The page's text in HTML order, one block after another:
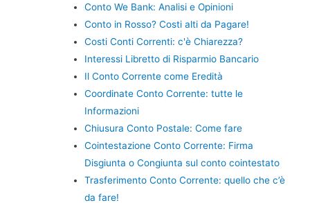
Conto We Bank: Analisi e Opinioni
Conto in Rosso? Costi alti da Pagare!
Costi Conti Correnti: c'è Chiarezza?
Interessi Libretto di Risparmio Bancario
Il Conto Corrente come Eredità
Coordinate Conto Corrente: tutte le
Informazioni
Chiusura Conto Postale: Come fare
Cointestazione Conto Corrente: Firma
Disgiunta o Congiunta sul conto cointestato
Trasferimento Conto Corrente: quello che c’è
da fare!